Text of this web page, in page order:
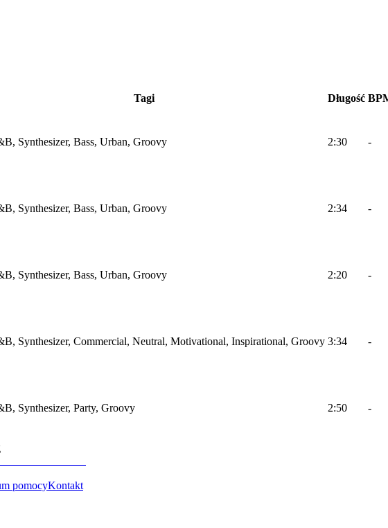
Tagi Długość
Synthesizer, Bass, Urban, Groovy 2:30 -
Synthesizer, Bass, Urban, Groovy 2:34 -
Synthesizer, Bass, Urban, Groovy 2:20 -
Synthesizer, Commercial, Neutral, Motivational, Inspirational, Groovy 3:34 -
Synthesizer, Party, Groovy 2:50 -
pomocyKontakt